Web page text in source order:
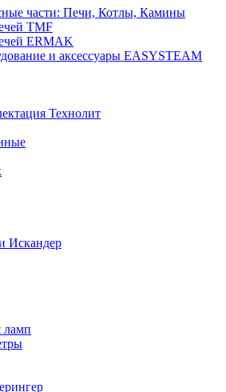
части: Печи, Котлы, Камины
TMF
ERMAK
и аксессуары EASYSTEAM
Технолит
Искандер
ламп